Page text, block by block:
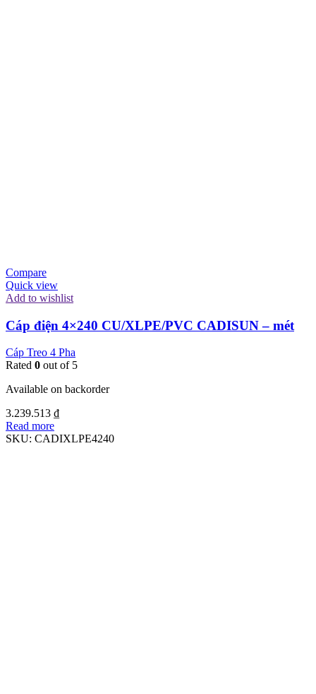
Compare
Quick view
Add to wishlist
Cáp điện 4×240 CU/XLPE/PVC CADISUN – mét
Cáp Treo 4 Pha
Rated 0 out of 5
Available on backorder
3.239.513 ₫
Read more
SKU: CADIXLPE4240